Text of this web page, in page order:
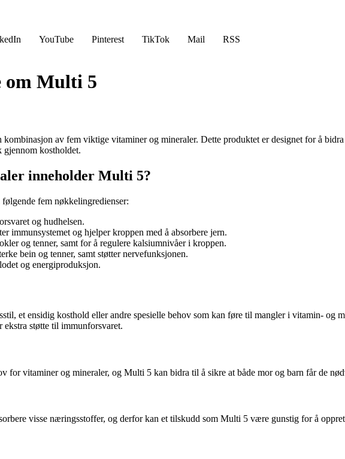
YouTube Pinterest TikTok Mail
RSS
om Multi 5
av fem viktige vitaminer og mineraler. Dette produktet er designet for å
kostholdet.
inneholder Multi 5?
fem nøkkelingredienser:
og hudhelsen.
immunsystemet og hjelper kroppen med å absorbere jern.
og tenner, samt for å regulere kalsiumnivåer i kroppen.
bein og tenner, samt støtter nervefunksjonen.
og energiproduksjon.
et ensidig kosthold eller andre spesielle behov som kan føre til mangler i vitamin- og
ekstra støtte til immunforsvaret.
for vitaminer og mineraler, og Multi 5 kan bidra til å sikre at både mor og barn får de
visse næringsstoffer, og derfor kan et tilskudd som Multi 5 være gunstig for å